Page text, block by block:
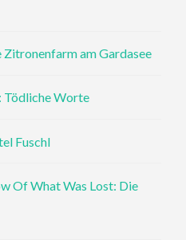
am Gardasee
Tödliche Worte
Fuschl
Of What Was Lost: Die